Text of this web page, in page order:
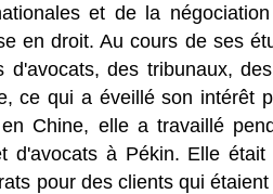
et de la
en droit. Au cours de ses
d'avocats, des tribunaux,
ce qui a éveillé son intérêt
Chine, elle a travaillé
d'avocats à Pékin. Elle
pour des clients qui